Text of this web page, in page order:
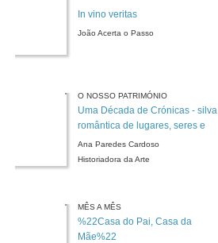
In vino veritas
João Acerta o Passo
O NOSSO PATRIMÓNIO
Uma Década de Crónicas - silva
romântica de lugares, seres e
coisas
Ana Paredes Cardoso
Historiadora da Arte
MÊS A MÊS
%22Casa do Pai, Casa da
Mãe%22